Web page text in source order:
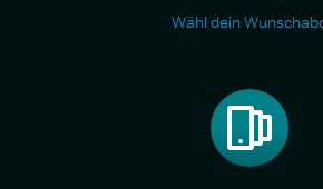
Wähl dein